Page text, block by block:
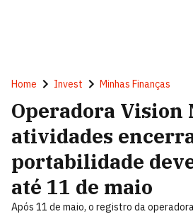
Home Invest Minhas Finanças
Operadora Vision
atividades
portabilidade
até 11 de maio
Após 11 de maio, o registro da